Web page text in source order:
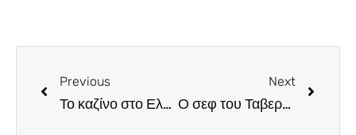
Previous
Το καζίνο στο Ελληνικό θα είναι το μεγαλύτερο κτιριακό έργο της Ευρώπης
Next
Ο σεφ του Ταβερνείου το Ιστορικόν, Λούκας Παπαλαζάρου, μάς ανοίγει τα χαρτιά του